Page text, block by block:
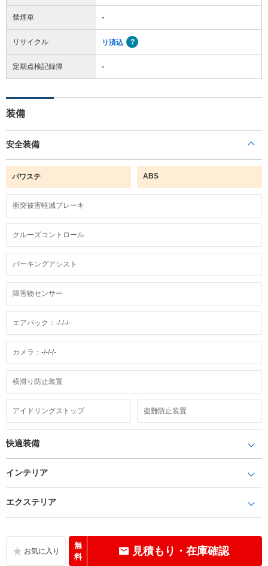
禁煙車 -
リサイクル リ済込
定期点検記録簿 -
装備
安全装備
パワステ ABS
衝突被害軽減ブレーキ
クルーズコントロール
パーキングアシスト
障害物センサー
エアバック：-/-/-/-
カメラ：-/-/-/-
横滑り防止装置
アイドリングストップ 盗難防止装置
快適装備
インテリア
エクステリア
無
料
見積もり・在庫確認